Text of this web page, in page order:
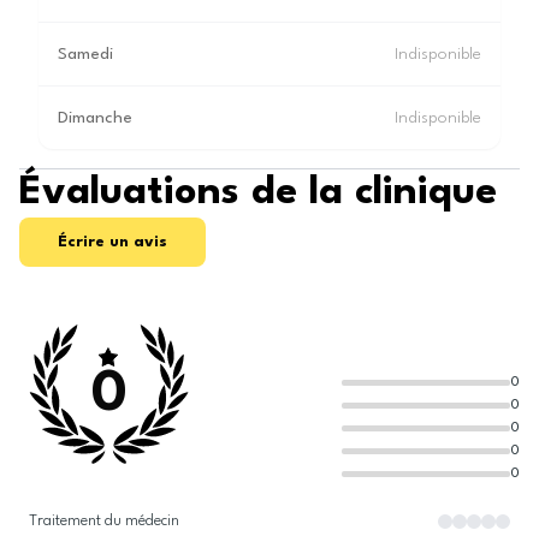
Samedi Indisponible
Dimanche Indisponible
Évaluations de la clinique
Écrire un avis
0
0
0
0
0
0
Traitement du médecin